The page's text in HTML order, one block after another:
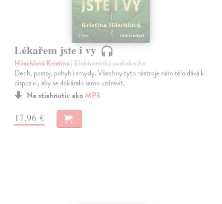
Lékařem jste i vy
Höschlová Kristina| Elektronická audiokniha
Dech, postoj, pohyb i smysly. Všechny tyto nástroje nám tělo dává k
dispozici, aby se dokázalo samo uzdravit.
Na stiahnutie ako MP3
17,96 €